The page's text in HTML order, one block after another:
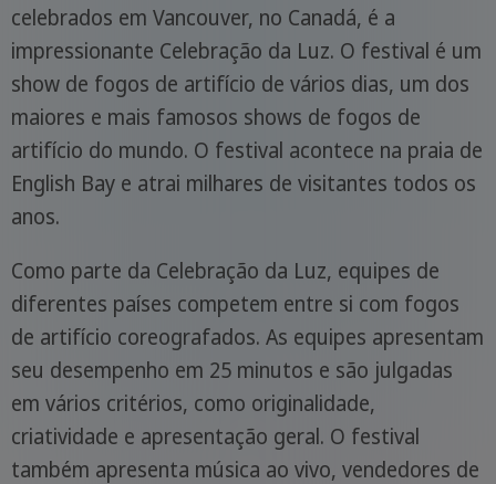
celebrados em Vancouver, no Canadá, é a
impressionante Celebração da Luz. O festival é um
show de fogos de artifício de vários dias, um dos
maiores e mais famosos shows de fogos de
artifício do mundo. O festival acontece na praia de
English Bay e atrai milhares de visitantes todos os
anos.
Como parte da Celebração da Luz, equipes de
diferentes países competem entre si com fogos
de artifício coreografados. As equipes apresentam
seu desempenho em 25 minutos e são julgadas
em vários critérios, como originalidade,
criatividade e apresentação geral. O festival
também apresenta música ao vivo, vendedores de